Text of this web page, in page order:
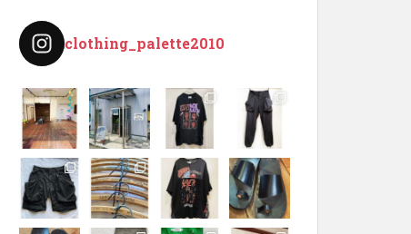
clothing_palette2010